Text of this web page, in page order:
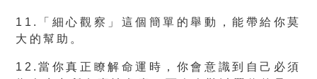
11.「細心觀察」這個簡單的舉動，能帶給你莫
大的幫助。
12.當你真正瞭解命運時，你會意識到自己必須